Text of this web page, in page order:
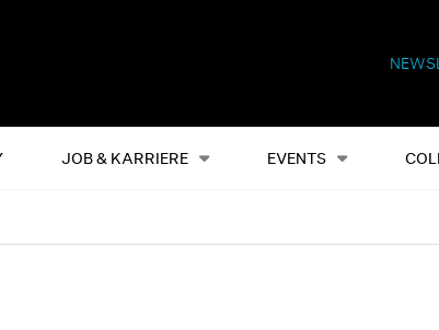
JOB & KARRIERE EVENTS
Alles Events Shop